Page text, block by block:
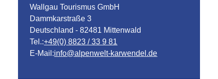
Wallgau Tourismus GmbH
Dammkarstraße 3
Deutschland - 82481 Mittenwald
Tel.:+49(0) 8823 / 33 9 81
E-Mail:info@alpenwelt-karwendel.de